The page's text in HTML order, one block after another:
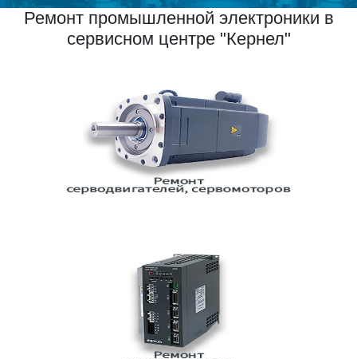
Ремонт промышленной электроники в
сервисном центре "Кернел"